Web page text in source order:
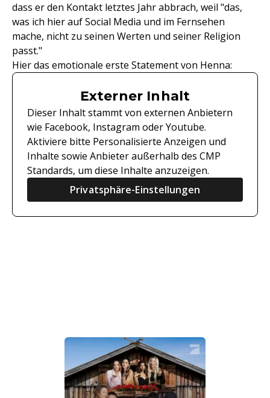
dass er den Kontakt letztes Jahr abbrach, weil "das,
was ich hier auf Social Media und im Fernsehen
mache, nicht zu seinen Werten und seiner Religion
passt."
Hier das emotionale erste Statement von Henna:
Externer Inhalt
Dieser Inhalt stammt von externen Anbietern
wie Facebook, Instagram oder Youtube.
Aktiviere bitte Personalisierte Anzeigen und
Inhalte sowie Anbieter außerhalb des CMP
Standards, um diese Inhalte anzuzeigen.
Privatsphäre-Einstellungen